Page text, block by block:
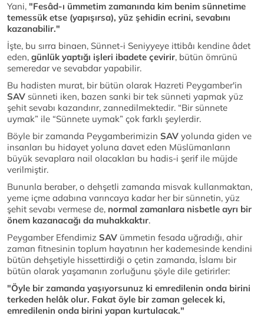
Yani, "Fesâd-ı ümmetim zamanında kim benim sünnetime
temessük etse (yapışırsa), yüz şehidin ecrini, sevabını
kazanabilir."
İşte, bu sırra binaen, Sünnet-i Seniyyeye ittibâı kendine âdet
eden, günlük yaptığı işleri ibadete çevirir, bütün ömrünü
semeredar ve sevabdar yapabilir.
Bu hadisten murat, bir bütün olarak Hazreti Peygamber'in
SAV sünneti iken, bazen sanki bir tek sünneti yapmak yüz
şehit sevabı kazandırır, zannedilmektedir. “Bir sünnete
uymak” ile “Sünnete uymak” çok farklı şeylerdir.
Böyle bir zamanda Peygamberimizin SAV yolunda giden ve
insanları bu hidayet yoluna davet eden Müslümanların
büyük sevaplara nail olacakları bu hadis-i şerif ile müjde
verilmiştir.
Bununla beraber, o dehşetli zamanda misvak kullanmaktan,
yeme içme adabına varıncaya kadar her bir sünnetin, yüz
şehit sevabı vermese de, normal zamanlara nisbetle ayrı bir
önem kazanacağı da muhakkaktır.
Peygamber Efendimiz SAV ümmetin fesada uğradığı, ahir
zaman fitnesinin toplum hayatının her kademesinde kendini
bütün dehşetiyle hissettirdiği o çetin zamanda, İslamı bir
bütün olarak yaşamanın zorluğunu şöyle dile getirirler:
"Öyle bir zamanda yaşıyorsunuz ki emredilenin onda birini
terkeden helâk olur. Fakat öyle bir zaman gelecek ki,
emredilenin onda birini yapan kurtulacak."